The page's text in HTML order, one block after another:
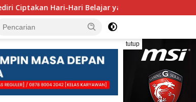
Hari Belajar yang Gembira
tutup